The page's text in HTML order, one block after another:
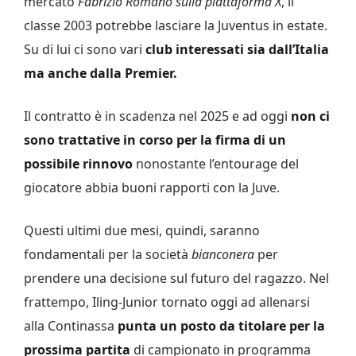
classe 2003 potrebbe lasciare la Juventus in estate.
Su di lui ci sono vari club interessati sia dall’Italia
ma anche dalla Premier.
Il contratto è in scadenza nel 2025 e ad oggi non ci
sono trattative in corso per la firma di un
possibile rinnovo nonostante l’entourage del
giocatore abbia buoni rapporti con la Juve.
Questi ultimi due mesi, quindi, saranno
fondamentali per la società bianconera per
prendere una decisione sul futuro del ragazzo. Nel
frattempo, Iling-Junior tornato oggi ad allenarsi
alla Continassa punta un posto da titolare per la
prossima partita di campionato in programma